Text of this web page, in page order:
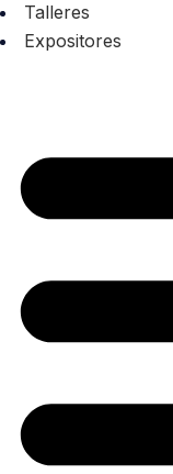
Talleres
Expositores